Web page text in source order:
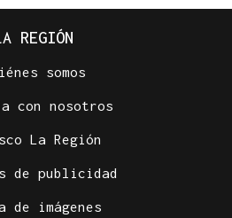
REGIÓN
somos
con nosotros
La Región
de publicidad
de imágenes